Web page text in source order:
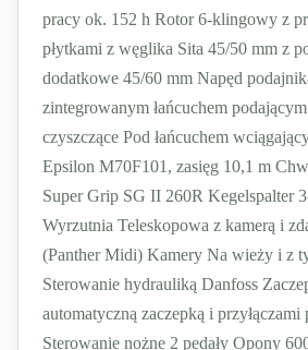
pracy ok. 152 h Rotor 6-klingowy z
płytkami z węglika Sita 45/50 mm z
dodatkowe 45/60 mm Napęd
zintegrowanym łańcuchem
czyszczące Pod łańcuchem
Epsilon M70F101, zasięg 10,1 m
Super Grip SG II 260R Kegelspalter
Wyrzutnia Teleskopowa z kamerą i
(Panther Midi) Kamery Na wieży i z
Sterowanie hydrauliką Danfoss
automatyczną zaczepką i
Sterowanie nożne 2 pedały Opony